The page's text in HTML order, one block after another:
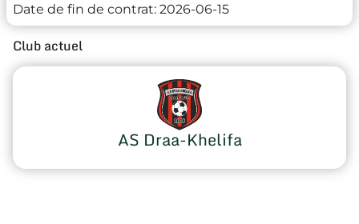
Date de fin de contrat: 2026-06-15
Club actuel
AS Draa-Khelifa